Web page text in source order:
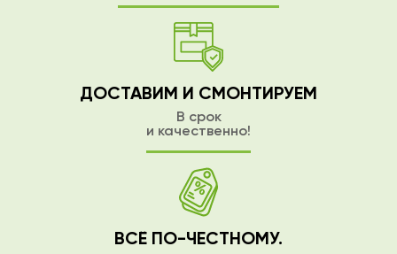
ДОСТАВИМ И СМОНТИРУЕМ
В срок
и качественно!
ВСЁ ПО-ЧЕСТНОМУ.